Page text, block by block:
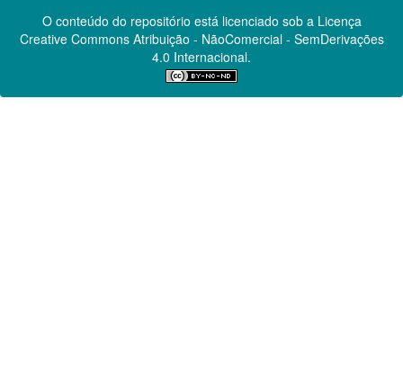
O conteúdo do repositório está licenciado sob a Licença
Creative CommonsAtribuição - NãoComercial - SemDerivações
4.0 Internacional.